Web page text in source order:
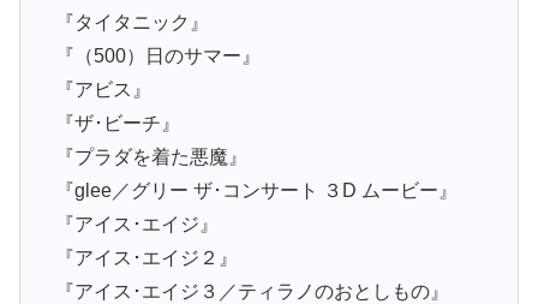
『タイタニック』
『（500）日のサマー』
『アビス』
『ザ･ビーチ』
『プラダを着た悪魔』
『glee／グリー ザ･コンサート ３D ムービー』
『アイス･エイジ』
『アイス･エイジ２』
『アイス･エイジ３／ティラノのおとしもの』